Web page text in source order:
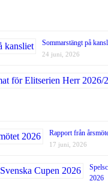
Sommarstängt på
24 juni, 2026
Rapport från
17 juni, 2026
2026